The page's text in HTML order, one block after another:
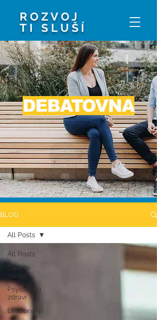
ROZVOJ
TI SLUŠÍ
DEBATOVNA
BLOG
All Posts
Osobní
rozvoj
Psychika a
zdraví
Leadership
All Posts